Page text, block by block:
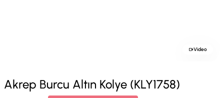
Video
Akrep Burcu Altın Kolye (KLY1758)